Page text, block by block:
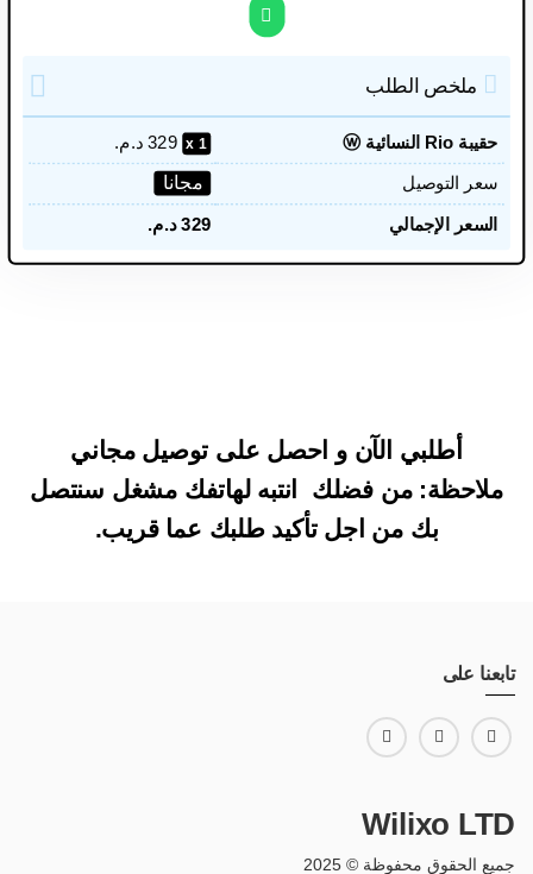
ملخص الطلب
حقيبة Rio النسائية ⓦ 1
329 د.م.
سعر التوصيل مجانا
السعر الإجمالي 329د.م.
أطلبي الآن و احصل على توصيل مجاني
ملاحظة: من فضلك انتبه لهاتفك مشغل سنتصل
بك من اجل تأكيد طلبك عما قريب.
تابعنا على
Wilixo LTD
جميع الحقوق محفوظة © 2025